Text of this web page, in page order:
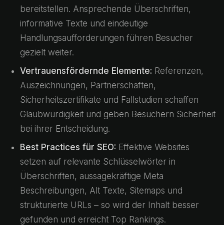
bereitstellen. Ansprechende Überschriften,
informative Texte und eindeutige
Handlungsaufforderungen führen Besucher
gezielt weiter.
Vertrauensfördernde Elemente: Referenzen,
Auszeichnungen, Partnerschaften,
Sicherheitszertifikate und Fallstudien schaffen
Glaubwürdigkeit und geben Besuchern Sicherheit
bei ihrer Entscheidung.
Best Practices für SEO: Effektive Websites
setzen auf relevante Schlüsselwörter in
Überschriften, aussagekräftige Meta
Beschreibungen, Alt Texte, Sitemaps und
strukturierte URLs – so wird der Inhalt besser
gefunden und erreicht Top Rankings.